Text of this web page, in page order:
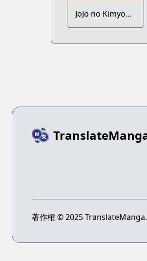
JoJo no Kimyou
na Bouken Part
著作権 © 2025